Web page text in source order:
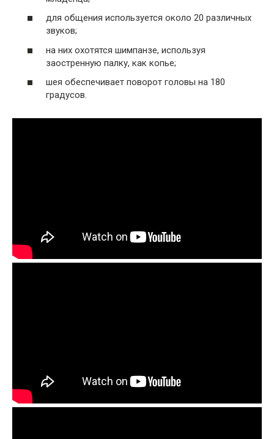
для общения используется около 20 различных
звуков;
на них охотятся шимпанзе, используя
заостренную палку, как копье;
шея обеспечивает поворот головы на 180
градусов.